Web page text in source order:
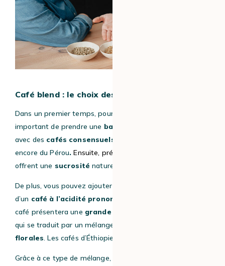
Café blend : le choix des origines du café
Dans un premier temps, pour créer un blend, il est
important de prendre une base de café dite « neutre »
avec des cafés consensuels
encore du Pérou. Ensuite, préférez des
offrent une sucrosité naturelle.
De plus, vous pouvez ajouter à votre blend une touche,
d’un café à l’acidité prononcée (acidité positive).
café présentera une grande complexité aromatique,
qui se traduit par un mélange de
florales. Les cafés d’Éthiopie ont cette typicité.
Grâce à ce type de mélange, vous partirez sur une bonne